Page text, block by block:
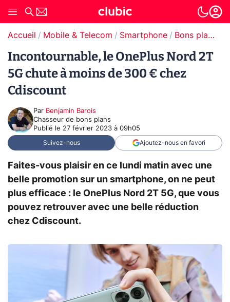
Accueil Mobile & Telecom Smartphone Bons plans Smartphones
Incontournable, le OnePlus Nord 2T
5G chute à moins de 300 € chez
Cdiscount
Par Benjamin Barois
Chasseur de bons plans
Publié le 27 février 2023 à 09h05
Suivez-nous Ajoutez-nous en favori
Faites-vous plaisir en ce lundi matin avec une
belle promotion sur un smartphone, on ne peut
plus efficace : le OnePlus Nord 2T 5G, que vous
pouvez retrouver avec une belle réduction
chez Cdiscount.